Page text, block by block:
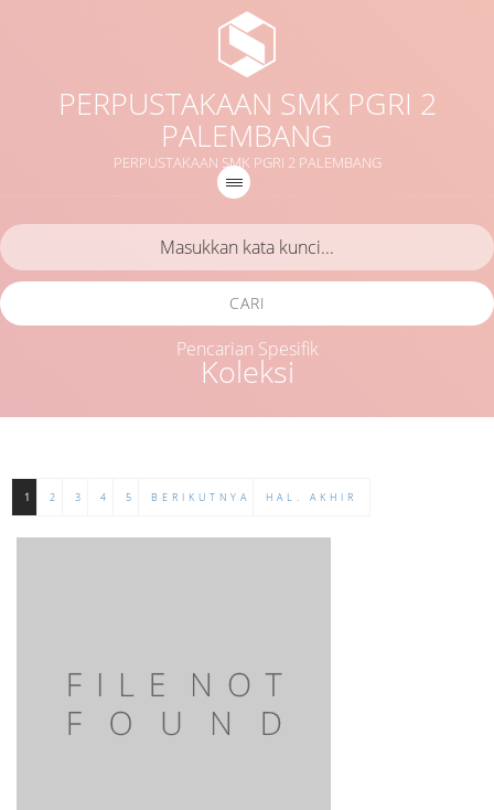
PERPUSTAKAAN SMK PGRI 2
PALEMBANG
PERPUSTAKAAN SMK PGRI 2 PALEMBANG
Koleksi
CARI
Pencarian Spesifik
1 2 3 4 5 BERIKUTNYA HAL. AKHIR